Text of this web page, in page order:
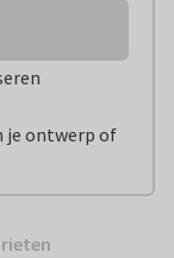
je ontwerp of